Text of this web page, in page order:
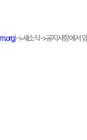
)->새소식->공지사항에서